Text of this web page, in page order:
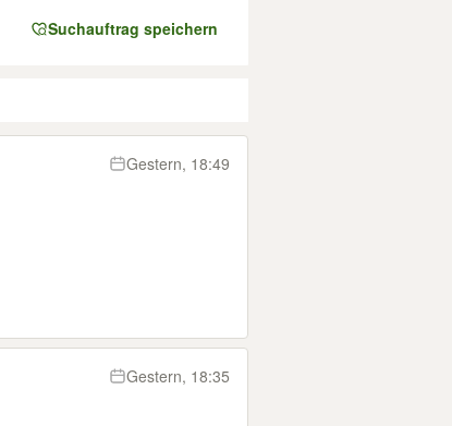
Suchauftrag speichern
Gestern, 18:49
Gestern, 18:35